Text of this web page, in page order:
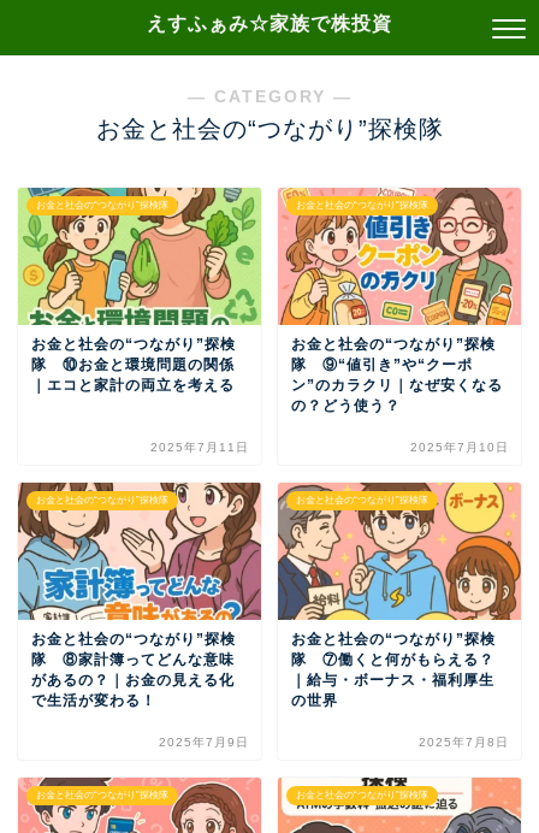
えすふぁみ☆家族で株投資
― CATEGORY ―
お金と社会の“つながり”探検隊
お金と社会の“つながり”探検隊
お金と社会の“つながり”探検
隊 ⑩お金と環境問題の関係
｜エコと家計の両立を考える
2025年7月11日
お金と社会の“つながり”探検隊
お金と社会の“つながり”探検
隊 ⑨“値引き”や“クーポ
ン”のカラクリ｜なぜ安くなる
の？どう使う？
2025年7月10日
お金と社会の“つながり”探検隊
お金と社会の“つながり”探検
隊 ⑧家計簿ってどんな意味
があるの？｜お金の見える化
で生活が変わる！
2025年7月9日
お金と社会の“つながり”探検隊
お金と社会の“つながり”探検
隊 ⑦働くと何がもらえる？
｜給与・ボーナス・福利厚生
の世界
2025年7月8日
お金と社会の“つながり”探検隊 お金と社会の“つながり”探検隊